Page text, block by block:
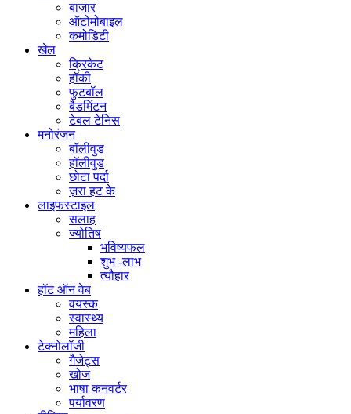
बाजार
ऑटोमोबाइल
कमोडिटी
खेल
क्रिकेट
हॉकी
फुटबॉल
बैडमिंटन
टेबल टेनिस
मनोरंजन
बॉलीवुड
हॉलीवुड
छोटा पर्दा
ज़रा हट के
लाइफस्टाइल
सलाह
ज्योतिष
भविष्यफल
शुभ -लाभ
त्यौहार
हॉट ऑन वेब
वयस्क
स्वास्थ्य
महिला
टेक्नोलॉजी
गैजेट्स
खोज
भाषा कनवर्टर
पर्यावरण